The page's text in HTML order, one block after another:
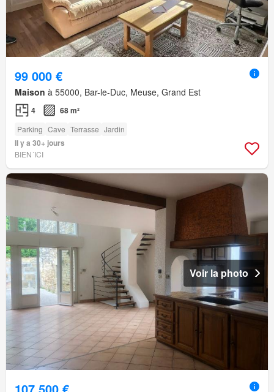
99 000 €
Maison à 55000, Bar-le-Duc, Meuse, Grand Est
4 68 m²
Parking Cave Terrasse Jardin
Il y a 30+ jours
BIEN´ICI
Voir la photo